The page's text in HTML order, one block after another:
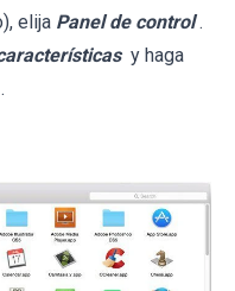
elija Panel de control .
y haga
.